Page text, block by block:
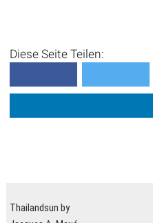
Diese Seite Teilen:
Thailandsun by